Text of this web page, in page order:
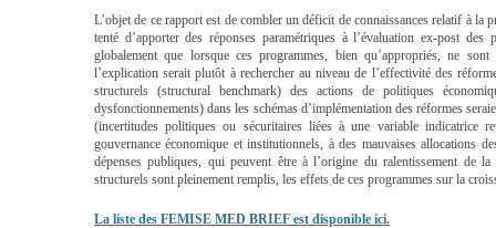
L’objet de ce rapport est de combler un déficit de connaissances relatif à la
tenté d’apporter des réponses paramétriques à l’évaluation ex-post
globalement que lorsque ces programmes, bien qu’appropriés, ne
l’explication serait plutôt à rechercher au niveau de l’effectivité des
structurels (structural benchmark) des actions de politiques
dysfonctionnements) dans les schémas d’implémentation des réformes
(incertitudes politiques ou sécuritaires liées à une variable indicatrice
gouvernance économique et institutionnels, à des mauvaises allocations
dépenses publiques, qui peuvent être à l’origine du ralentissement de
structurels sont pleinement remplis, les effets de ces programmes sur la
La liste des FEMISE MED BRIEF est disponible ici.